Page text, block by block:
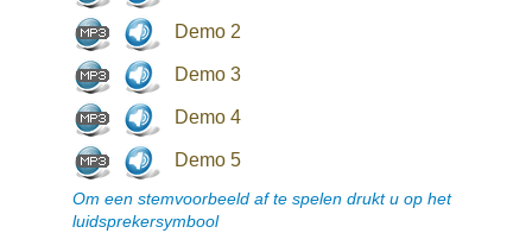
Demo 2
Demo 3
Demo 4
Demo 5
Om een stemvoorbeeld af te spelen drukt u op het
luidsprekersymbool